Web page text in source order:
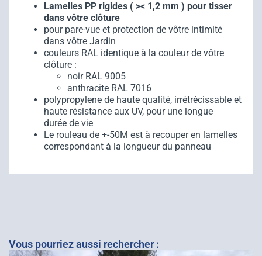
Lamelles PP rigides ( >< 1,2 mm ) pour tisser
dans vôtre clôture
pour pare-vue et protection de vôtre intimité
dans vôtre Jardin
couleurs RAL identique à la couleur de vôtre
clôture :
noir RAL 9005
anthracite RAL 7016
polypropylene de haute qualité, irrétrécissable et
haute résistance aux UV, pour une longue
durée de vie
Le rouleau de +-50M est à recouper en lamelles
correspondant à la longueur du panneau
Vous pourriez aussi rechercher :